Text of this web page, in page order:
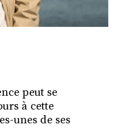
peut se
à cette
unes de ses